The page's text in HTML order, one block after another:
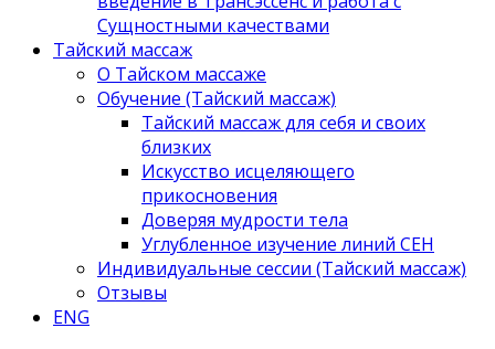
Сущностными качествами
Тайский массаж
О Тайском массаже
Обучение (Тайский массаж)
Тайский массаж для себя и своих
близких
Искусство исцеляющего
прикосновения
Доверяя мудрости тела
Углубленное изучение линий СЕН
Индивидуальные сессии (Тайский массаж)
Отзывы
ENG